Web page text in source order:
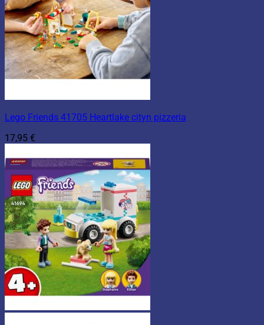
Lego Friends 41705 Heartlake cityn pizzeria
17,95 €